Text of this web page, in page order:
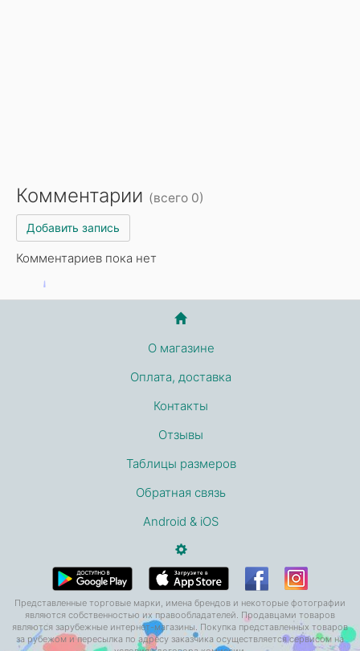
Комментарии (всего 0)
Добавить запись
Комментариев пока нет
О магазине
Оплата, доставка
Контакты
Отзывы
Таблицы размеров
Обратная связь
Android & iOS
Представленные торговые марки, имена брендов и некоторые фотографии
являются собственностью их правообладателей. Продавцами товаров
являются зарубежные интернет-магазины. Покупка представленных товаров
за рубежом и пересылка по адресу заказчика осуществляется сервисом на